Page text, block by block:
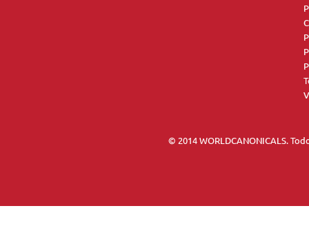
© 2014 WORLDCANONICALS.